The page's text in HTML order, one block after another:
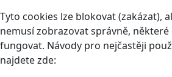
Tyto cookies lze blokovat (zakázat),
nemusí zobrazovat správně,
fungovat. Návody pro nejčastěji
najdete zde: